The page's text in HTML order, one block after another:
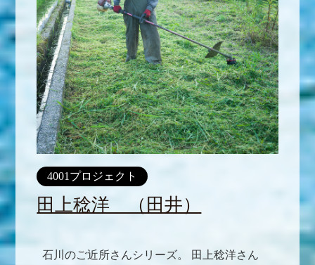
4001プロジェクト
田上稔洋 （田井）
石川のご近所さんシリーズ。 田上稔洋さん